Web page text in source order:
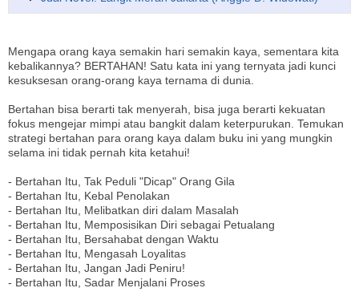
Mengapa orang kaya semakin hari semakin kaya, sementara kita
kebalikannya? BERTAHAN! Satu kata ini yang ternyata jadi kunci
kesuksesan orang-orang kaya ternama di dunia.
Bertahan bisa berarti tak menyerah, bisa juga berarti kekuatan
fokus mengejar mimpi atau bangkit dalam keterpurukan. Temukan
strategi bertahan para orang kaya dalam buku ini yang mungkin
selama ini tidak pernah kita ketahui!
- Bertahan Itu, Tak Peduli "Dicap" Orang Gila
- Bertahan Itu, Kebal Penolakan
- Bertahan Itu, Melibatkan diri dalam Masalah
- Bertahan Itu, Memposisikan Diri sebagai Petualang
- Bertahan Itu, Bersahabat dengan Waktu
- Bertahan Itu, Mengasah Loyalitas
- Bertahan Itu, Jangan Jadi Peniru!
- Bertahan Itu, Sadar Menjalani Proses